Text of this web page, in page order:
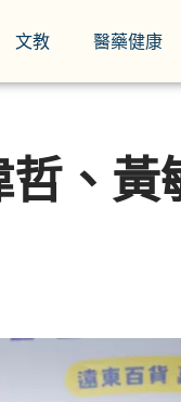
文教 醫藥健康
、黃